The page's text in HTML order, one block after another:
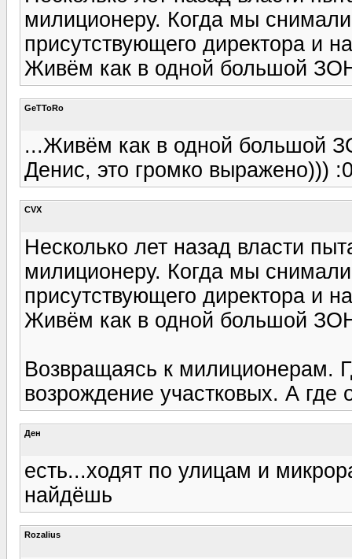
милиционеру. Когда мы
присутствующего директора и
Живём как в одной большой
GeTToRo
...Живём как в одной большой
Денис, это громко выражено)))
CVX
Несколько лет назад власти
милиционеру. Когда мы
присутствующего директора и
Живём как в одной большой
Возвращаясь к милиционерам.
возрождение участковых. А где
Ден
есть...ходят по улицам и
найдёшь
Rozalius